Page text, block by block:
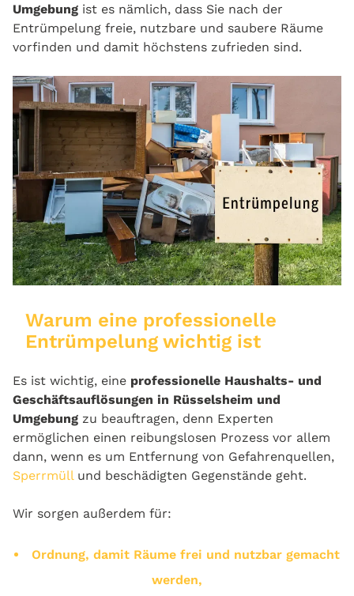
Umgebung ist es nämlich, dass Sie nach der
Entrümpelung freie, nutzbare und saubere Räume
vorfinden und damit höchstens zufrieden sind.
Warum eine professionelle
Entrümpelung wichtig ist
Es ist wichtig, eine professionelle Haushalts- und
Geschäftsauflösungen in Rüsselsheim und
Umgebung zu beauftragen, denn Experten
ermöglichen einen reibungslosen Prozess vor allem
dann, wenn es um Entfernung von Gefahrenquellen,
Sperrmüll und beschädigten Gegenstände geht.
Wir sorgen außerdem für:
Ordnung, damit Räume frei und nutzbar gemacht
werden,